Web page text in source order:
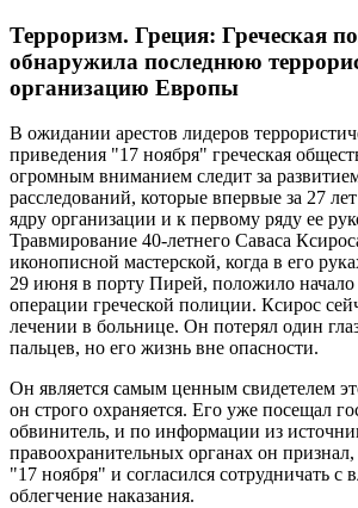
Терроризм. Греция: Греческая
обнаружила последнюю
организацию Европы
В ожидании арестов лидеров
приведения "17 ноября" греческая
огромным вниманием следит за
расследований, которые впервые за 27
ядру организации и к первому ряду ее
Травмирование 40-летнего Саваса
иконописной мастерской, когда в его
29 июня в порту Пирей, положило начало
операции греческой полиции. Ксирос
лечении в больнице. Он потерял один
пальцев, но его жизнь вне опасности.
Он является самым ценным свидетелем
он строго охраняется. Его уже посещал
обвинитель, и по информации из
правоохранительных органах он признал,
"17 ноября" и согласился сотрудничать с
облегчение наказания.